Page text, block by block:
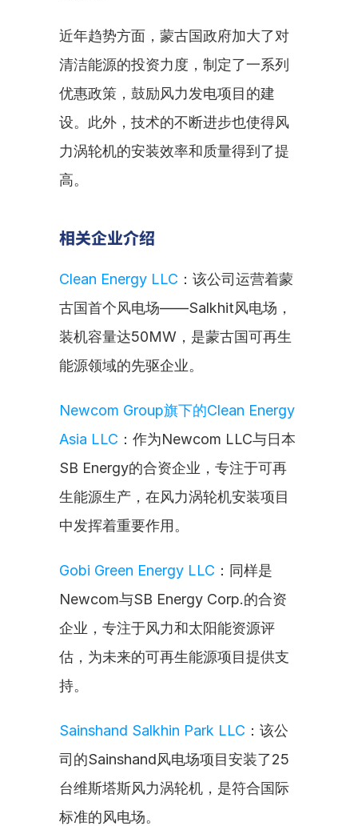
近年趋势方面，蒙古国政府加大了对
清洁能源的投资力度，制定了一系列
优惠政策，鼓励风力发电项目的建
设。此外，技术的不断进步也使得风
力涡轮机的安装效率和质量得到了提
高。
相关企业介绍
Clean Energy LLC ：该公司运营着蒙
古国首个风电场——Salkhit风电场，
装机容量达50MW，是蒙古国可再生
能源领域的先驱企业。
Newcom Group旗下的Clean Energy
Asia LLC ：作为Newcom LLC与日本
SB Energy的合资企业，专注于可再
生能源生产，在风力涡轮机安装项目
中发挥着重要作用。
Gobi Green Energy LLC ：同样是
Newcom与SB Energy Corp.的合资
企业，专注于风力和太阳能资源评
估，为未来的可再生能源项目提供支
持。
Sainshand Salkhin Park LLC ：该公
司的Sainshand风电场项目安装了25
台维斯塔斯风力涡轮机，是符合国际
标准的风电场。